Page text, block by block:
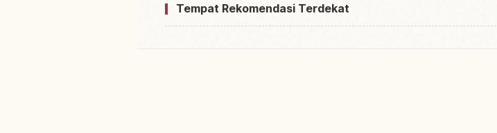
Tempat Rekomendasi Terdekat